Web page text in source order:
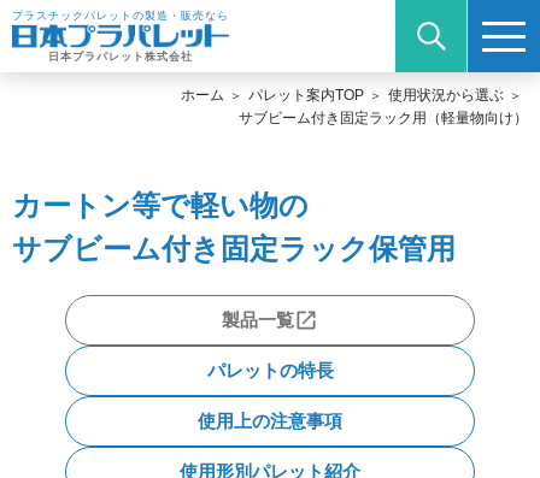
プラスチックパレットの製造・販売なら
日本プラパレット株式会社
ホーム パレット案内TOP
使用状況から選ぶ
サブビーム付き固定ラック用（軽量物向け）
カートン等で軽い物の
サブビーム付き固定ラック保管用
製品一覧
パレットの特長
使用上の注意事項
使用形別パレット紹介